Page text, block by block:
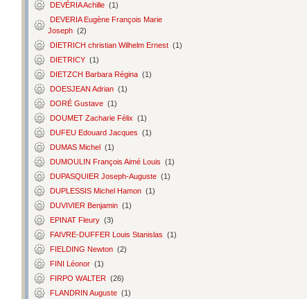
DEVÉRIA Achille (1)
DEVERIA Eugène François Marie
Joseph (2)
DIETRICH christian Wilhelm Ernest (1)
DIETRICY (1)
DIETZCH Barbara Régina (1)
DOESJEAN Adrian (1)
DORÉ Gustave (1)
DOUMET Zacharie Félix (1)
DUFEU Edouard Jacques (1)
DUMAS Michel (1)
DUMOULIN François Aimé Louis (1)
DUPASQUIER Joseph-Auguste (1)
DUPLESSIS Michel Hamon (1)
DUVIVIER Benjamin (1)
EPINAT Fleury (3)
FAIVRE-DUFFER Louis Stanislas (1)
FIELDING Newton (2)
FINI Léonor (1)
FIRPO WALTER (26)
FLANDRIN Auguste (1)